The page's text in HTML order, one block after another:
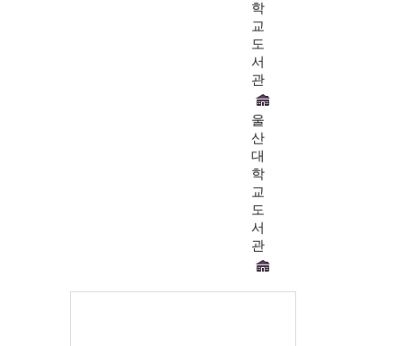
학
교
도
서
관
울
산
대
학
교
도
서
관